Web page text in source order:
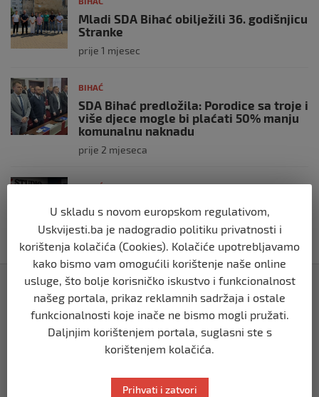
Mladi SDA Bihać obilježili 36. godišnjicu
Stranke
prije 1 mjesec
BIHAĆ
SDA Bihać predložila: Porodice sa troje i
više djece mogle bi plaćati 50% manju
komunalnu naknadu
prije 2 mjeseca
BIHAĆ
RK Zagreb izabrao kompaniju iz Bihaća
za izradu nove službene web stranice
prije 2 mjeseca
Izdvojeno
U skladu s novom europskom regulativom,
Uskvijesti.ba je nadogradio politiku privatnosti i
korištenja kolačića (Cookies). Kolačiće upotrebljavamo
kako bismo vam omogućili korištenje naše online
usluge, što bolje korisničko iskustvo i funkcionalnost
našeg portala, prikaz reklamnih sadržaja i ostale
funkcionalnosti koje inače ne bismo mogli pružati.
Daljnjim korištenjem portala, suglasni ste s
korištenjem kolačića.
Prihvati i zatvori